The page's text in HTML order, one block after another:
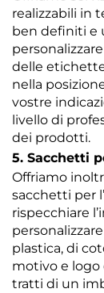
realizzabili in
ben definiti e
delle
nella
vostre
livello di
dei prodotti.
5. Sacchetti
Offriamo
sacchetti per
rispecchiare
plastica, di
motivo e logo
tratti di un